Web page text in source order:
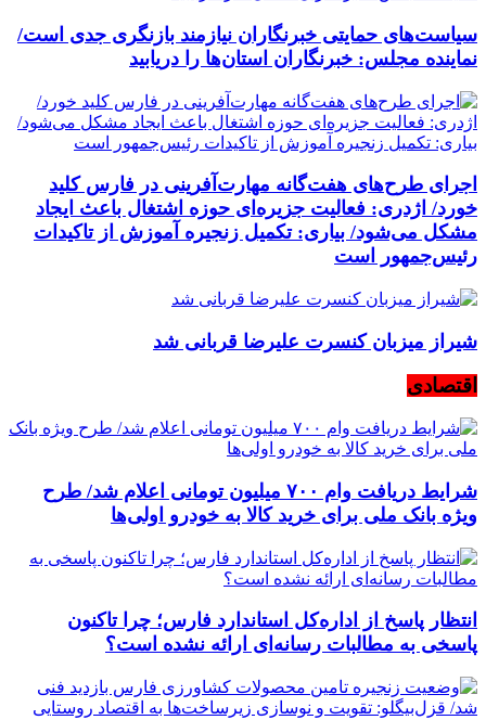
سیاست‌های حمایتی خبرنگاران نیازمند بازنگری جدی است/
نماینده مجلس: خبرنگاران استان‌ها را دریابید
اجرای طرح‌های هفت‌گانه مهارت‌آفرینی در فارس کلید
خورد/ اژدری: فعالیت جزیره‌‌ای حوزه اشتغال باعث ایجاد
مشکل می‌شود/ بیاری: تکمیل زنجیره آموزش از تاکیدات
رئیس‌جمهور است
شیراز میزبان کنسرت علیرضا قربانی شد
اقتصادی
شرایط دریافت وام ۷۰۰ میلیون تومانی اعلام شد/ طرح
ویژه بانک ملی برای خرید کالا به خودرو اولی‌ها
انتظار پاسخ از اداره‌کل استاندارد فارس؛ چرا تاکنون
پاسخی به مطالبات رسانه‌ای ارائه نشده است؟